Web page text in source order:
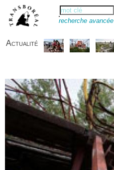
recherche avancée
Actualité